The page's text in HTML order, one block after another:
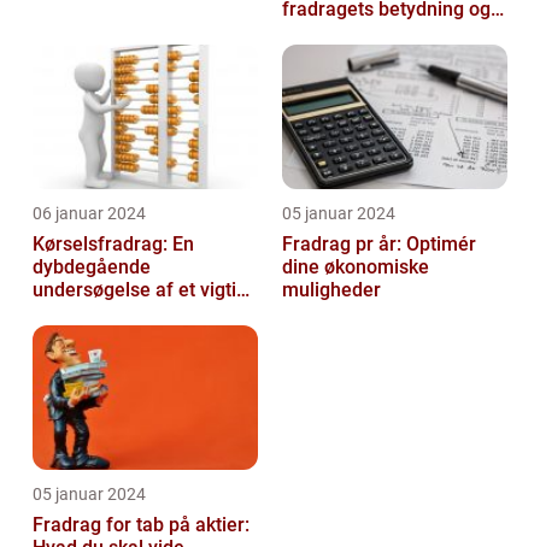
fradragets betydning og
06 januar 2024
Kørselsfradrag: En
dybdegående
undersøgelse af et vigtigt
05 januar 2024
Fradrag pr år: Optimér
dine økonomiske
muligheder
05 januar 2024
Fradrag for tab på aktier: